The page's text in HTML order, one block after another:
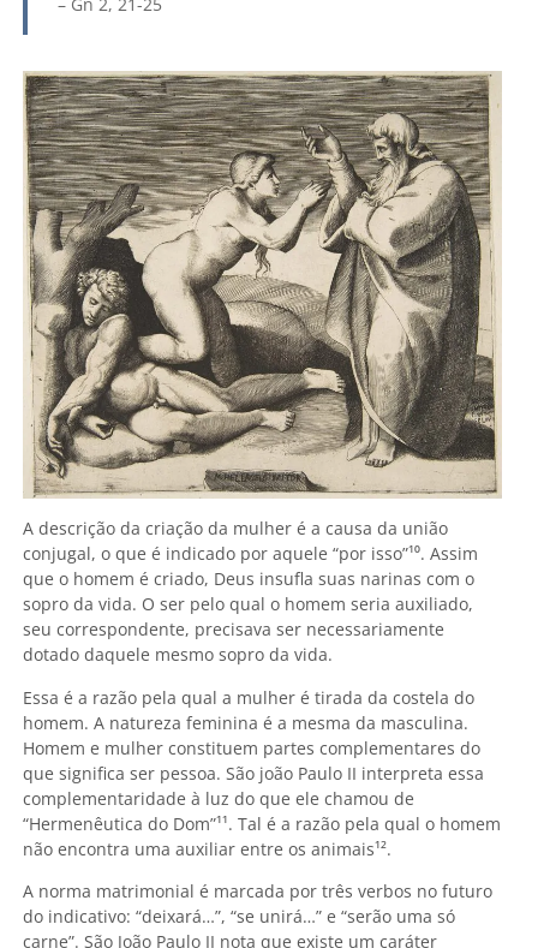
A descrição da criação da mulher é a causa da união
conjugal, o que é indicado por aquele “por isso”¹⁰. Assim
que o homem é criado, Deus insufla suas narinas com o
sopro da vida. O ser pelo qual o homem seria auxiliado,
seu correspondente, precisava ser necessariamente
dotado daquele mesmo sopro da vida.
Essa é a razão pela qual a mulher é tirada da costela do
homem. A natureza feminina é a mesma da masculina.
Homem e mulher constituem partes complementares do
que significa ser pessoa. São joão Paulo II interpreta essa
complementaridade à luz do que ele chamou de
“Hermenêutica do Dom”¹¹. Tal é a razão pela qual o homem
não encontra uma auxiliar entre os animais¹².
A norma matrimonial é marcada por três verbos no futuro
do indicativo: “deixará…”, “se unirá…” e “serão uma só
carne”. São João Paulo II nota que existe um caráter